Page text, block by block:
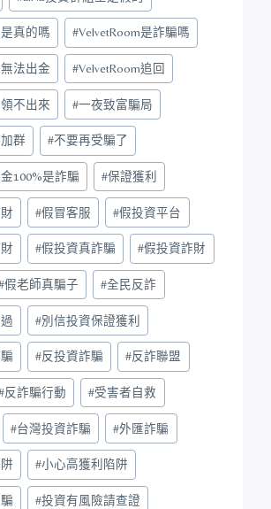
真的嗎 #VelvetRoom是詐騙嗎
法出金 #VelvetRoom追回
不出來 #一夜致富騙局
群 #不要再受騙了
100%是詐騙 #保證獲利
#假冒客服 #假投資平台
#假投資真詐騙 #假投資詐財
假老師真騙子 #全民反詐
#別信投資保證獲利
#反投資詐騙 #反詐聯盟
反詐騙行動 #受害者自救
#台灣投資詐騙 #外匯詐騙
#小心高獲利陷阱
#投資有風險請查證